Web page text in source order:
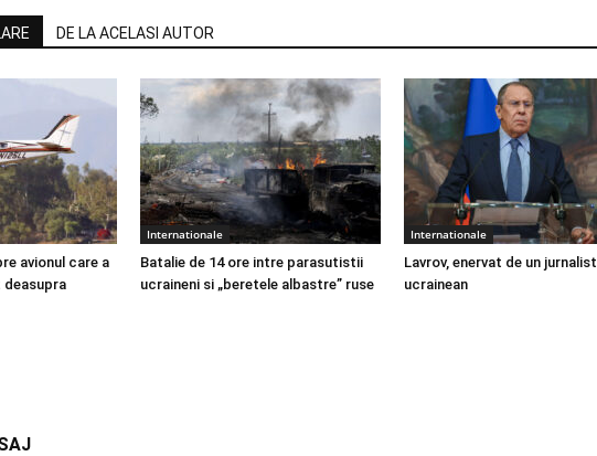
DE LA ACELASI AUTOR
avionul care a
Internationale
Batalie de 14 ore intre parasutistii
ucraineni si „beretele albastre” ruse
Internationale
Lavrov, enervat de un jurnalist
ucrainean